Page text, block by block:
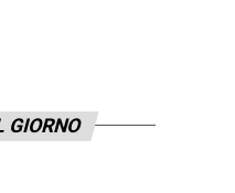
GIORNO